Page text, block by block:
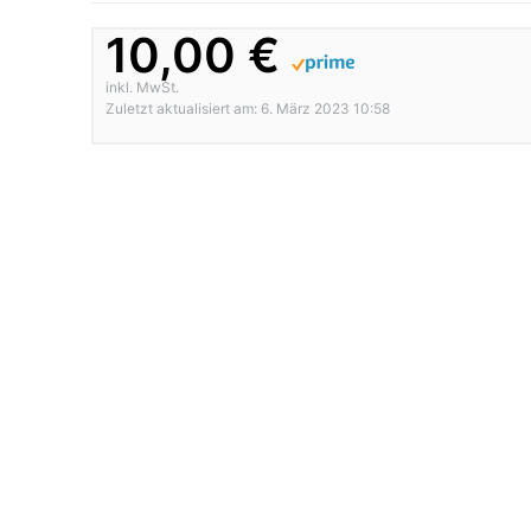
10,00 €
inkl. MwSt.
Zuletzt aktualisiert am: 6. März 2023 10:58